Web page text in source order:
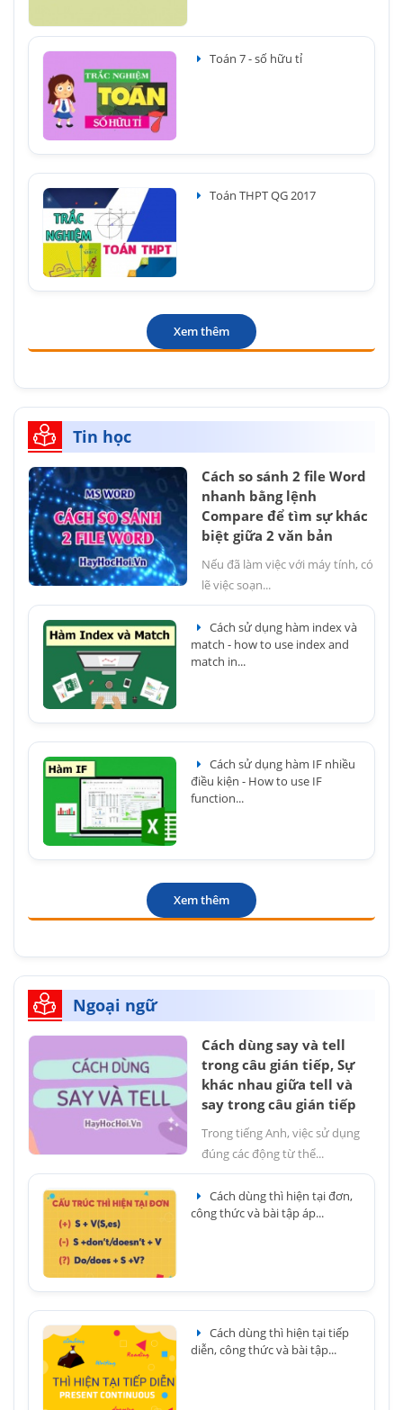
Toán 7 - số hữu tỉ
Toán THPT QG 2017
Xem thêm
Tin học
Cách so sánh 2 file Word
nhanh bằng lệnh
Compare để tìm sự khác
biệt giữa 2 văn bản
Nếu đã làm việc với máy tính, có
lẽ việc soạn...
Cách sử dụng hàm index và
match - how to use index and
match in...
Cách sử dụng hàm IF nhiều
điều kiện - How to use IF
function...
Xem thêm
Ngoại ngữ
Cách dùng say và tell
trong câu gián tiếp, Sự
khác nhau giữa tell và
say trong câu gián tiếp
Trong tiếng Anh, việc sử dụng
đúng các động từ thể...
Cách dùng thì hiện tại đơn,
công thức và bài tập áp...
Cách dùng thì hiện tại tiếp
diễn, công thức và bài tập...